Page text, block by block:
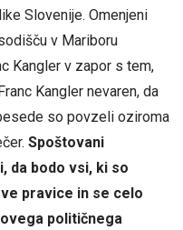
Slovenije. Omenjeni
v Mariboru
Kangler v zapor s tem,
Kangler nevaren, da
so povzeli oziroma
Spoštovani
da bodo vsi, ki so
pravice in se celo
političnega